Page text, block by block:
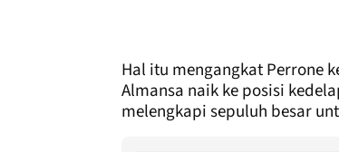
Hal itu mengangkat Perrone
Almansa naik ke posisi
melengkapi sepuluh besar